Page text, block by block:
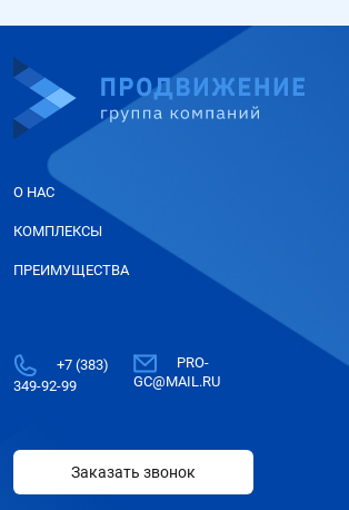
О НАС
КОМПЛЕКСЫ
ПРЕИМУЩЕСТВА
+7 (383)
349-92-99
PRO-
GC@MAIL.RU
Заказать звонок